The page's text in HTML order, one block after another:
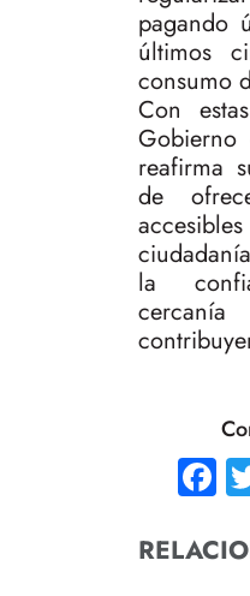
pagando
últimos
consumo
Con
Gobierno
reafirma
de
la